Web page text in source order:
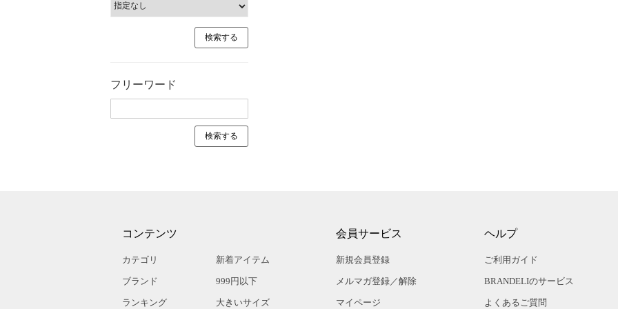
フリーワード
コンテンツ
カテゴリ
ブランド
ランキング
新着アイテム
999円以下
大きいサイズ
会員サービス
新規会員登録
メルマガ登録／解除
マイページ
ヘルプ
ご利用ガイド
BRANDELIのサービス
よくあるご質問